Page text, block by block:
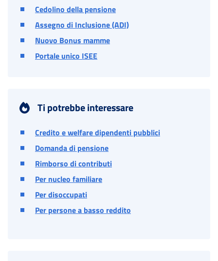
Cedolino della pensione
Assegno di Inclusione (ADI)
Nuovo Bonus mamme
Portale unico ISEE
Ti potrebbe interessare
Credito e welfare dipendenti pubblici
Domanda di pensione
Rimborso di contributi
Per nucleo familiare
Per disoccupati
Per persone a basso reddito